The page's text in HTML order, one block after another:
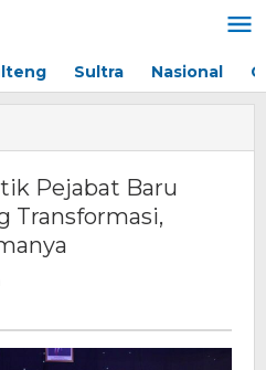
Sultra Nasional
Pejabat Baru
Transformasi,